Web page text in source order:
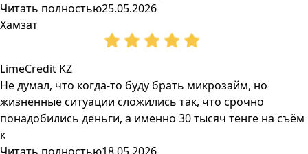
Читать полностью25.05.2026
Хамзат
LimeCredit KZ
Не думал, что когда-то буду брать микрозайм, но
жизненные ситуации сложились так, что срочно
понадобились деньги, а именно 30 тысяч тенге на съём
к